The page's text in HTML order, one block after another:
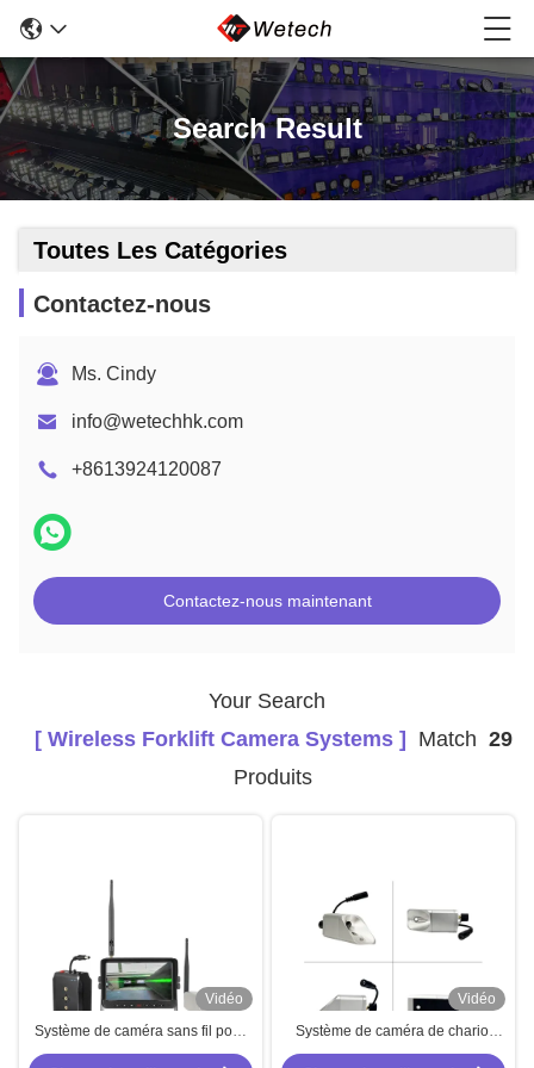
Search Result
Toutes Les Catégories
Contactez-nous
Ms. Cindy
info@wetechhk.com
+8613924120087
Contactez-nous maintenant
Your Search
[ Wireless Forklift Camera Systems ]
Match 29
Produits
Vidéo
Système de caméra sans fil pour
chariot élévateur 10V–45V DC –
Vidéo
Système de caméra de chariot
élévateur sans fil imperméable à